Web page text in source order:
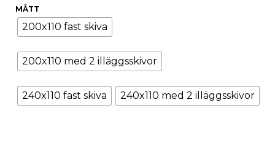
MÅTT
200x110 fast skiva
200x110 med 2 illäggsskivor
240x110 fast skiva 240x110 med 2 illäggsskivor